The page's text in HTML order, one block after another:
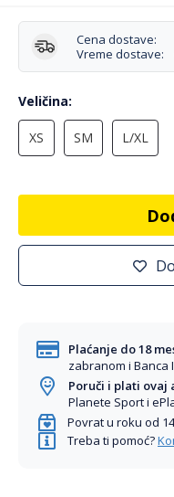
Cena dostave:
Vreme dostave:
Veličina
XS SM L/XL
Plaćanje do 18
zabranom i Banca
Poruči i plati
Planete Sport i
Povrat u roku od
Treba ti pomoć?